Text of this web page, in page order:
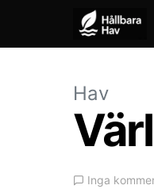
Hav
Inga